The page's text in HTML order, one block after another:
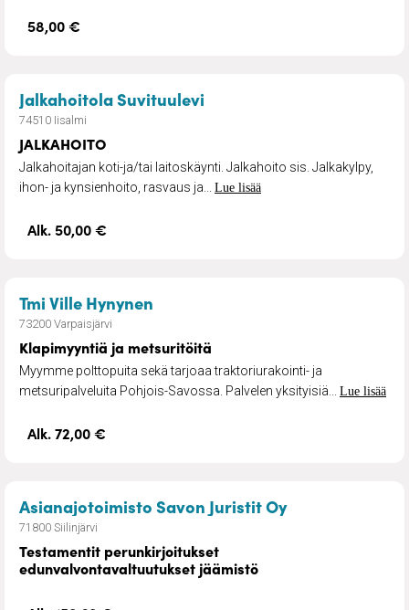
58,00 €
Jalkahoitola Suvituulevi
74510 Iisalmi
JALKAHOITO
Jalkahoitajan koti-ja/tai laitoskäynti. Jalkahoito sis. Jalkakylpy,
ihon- ja kynsienhoito, rasvaus ja... Lue lisää
Alk. 50,00 €
Tmi Ville Hynynen
73200 Varpaisjärvi
Klapimyyntiä ja metsuritöitä
Myymme polttopuita sekä tarjoaa traktoriurakointi- ja
metsuripalveluita Pohjois-Savossa. Palvelen yksityisiä... Lue lisää
Alk. 72,00 €
Asianajotoimisto Savon Juristit Oy– Testamentit
71800 Siilinjärvi
Testamentit perunkirjoitukset
edunvalvontavaltuutukset jäämistö